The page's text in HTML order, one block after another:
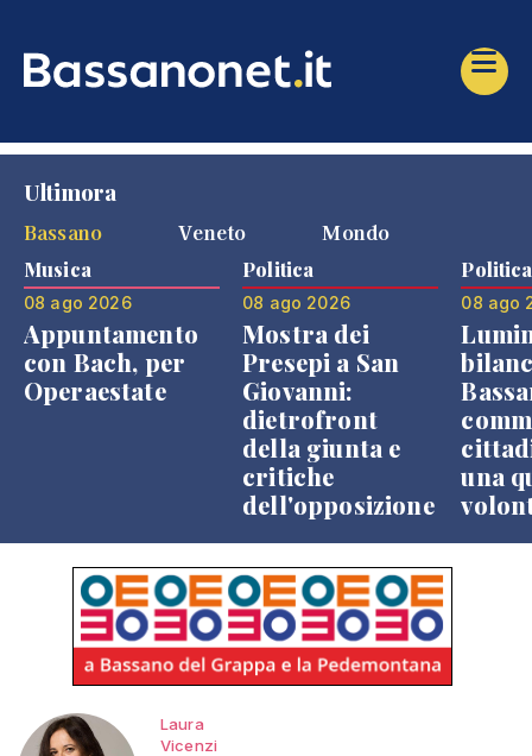
Ultimora
Bassano
Veneto Mondo
Musica
08 ago 2026
Appuntamento
con Bach, per
Operaestate
Politica
08 ago 2026
Mostra dei
Presepi a San
Giovanni:
dietrofront
della giunta e
critiche
dell'opposizione
Politica
08 ago
una
Laura
Vicenzi